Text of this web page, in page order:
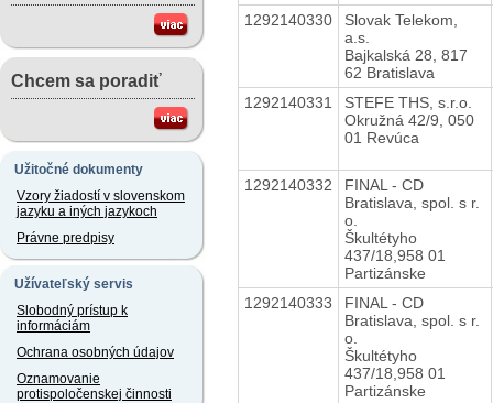
Chcem sa poradiť
Užitočné dokumenty
Vzory žiadostí v slovenskom
jazyku a iných jazykoch
Právne predpisy
Užívateľský servis
Slobodný prístup k
informáciám
Ochrana osobných údajov
Oznamovanie
protispoločenskej činnosti
1292140330
Slovak Telekom,
a.s.
Bajkalská 28, 817
62 Bratislava
1292140331
STEFE THS, s.r.o.
Okružná 42/9, 050
01 Revúca
1292140332
FINAL - CD
Bratislava, spol. s r.
o.
Škultétyho
437/18,958 01
Partizánske
1292140333
FINAL - CD
Bratislava, spol. s r.
o.
Škultétyho
437/18,958 01
Partizánske